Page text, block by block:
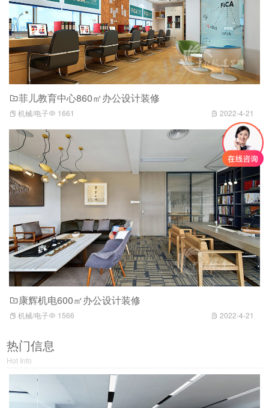
菲儿教育中心860㎡办公设计装修
机械/电子 1661 2022-4-21
康辉机电600㎡办公设计装修
机械/电子 1566 2022-4-21
热门信息
Hot Info